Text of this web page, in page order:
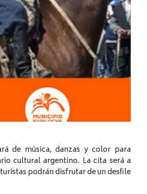
de música, danzas y color para
cultural argentino. La cita será a
podrán disfrutar de un desfile